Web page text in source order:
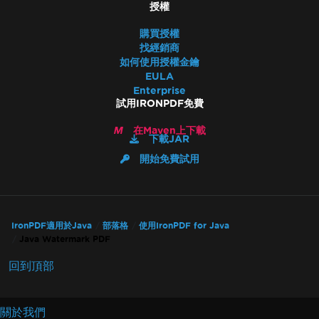
授權
購買授權
找經銷商
如何使用授權金鑰
EULA
Enterprise
試用IRONPDF免費
在Maven上下載
下載JAR
開始免費試用
IronPDF適用於Java 部落格
使用IronPDF for Java
Java Watermark PDF
回到頂部
關於我們